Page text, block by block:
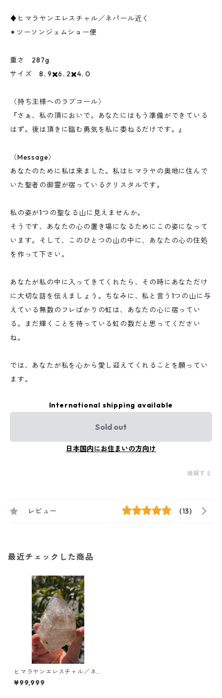
♦︎ヒマラヤンエレスチャル／ネパール近く
✴︎ツーソンジェムショー便
重さ 287g
サイズ 8､9✖️6､2✖️4､0
〈持ち主様へのラブコール〉
『さぁ、私の頂においで。あなたにはもう準備ができている
はず。後は頂きに臨む勇気を私に委ねるだけです。』
〈Message〉
あなたのために私は来ました。私はヒマラヤの奥地に住んで
いた聖者の御霊が宿っているクリスタルです。
私の姿が1つの聖なる山に見えませんか。
そうです、あなたの心の置き場になるためにこの姿になって
います。そして、このひとつの山の中に、あなたの心の住処
を作って下さい。
あなたが私の中に入ってきてくれたら、その時にあなただけ
に大切な話を伝えましょう。ちなみに、私と言う1つの山に与
えている無数のフレばかりの虹は、あなたの心に宿ってい
る。まだ輝くことを待っている虹の数だと思ってください
ね。
では、あなたが私を心から愛し迎えてくれることを願ってい
ます。
International shipping available
Sold out
日本国内にお住まいの方向け
通報する
レビュー (13)
最近チェックした商品
ヒマラヤンエレスチャル／ネ
パール近く/ツーソンジェムシ
ョー便
¥99,999